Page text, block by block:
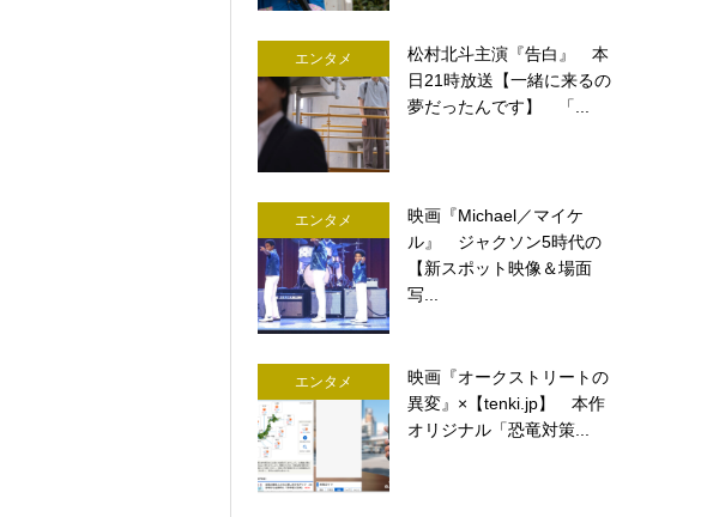
エンタメ
松村北斗主演『告白』 本
日21時放送【一緒に来るの
夢だったんです】 「...
エンタメ
映画『Michael／マイケ
ル』 ジャクソン5時代の
【新スポット映像＆場面
写...
エンタメ
映画『オークストリートの
異変』×【tenki.jp】 本作
オリジナル「恐竜対策...